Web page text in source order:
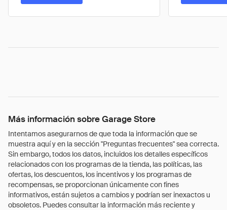
Más información sobre Garage Store
Intentamos asegurarnos de que toda la información que se
muestra aquí y en la sección "Preguntas frecuentes" sea correcta.
Sin embargo, todos los datos, incluidos los detalles específicos
relacionados con los programas de la tienda, las políticas, las
ofertas, los descuentos, los incentivos y los programas de
recompensas, se proporcionan únicamente con fines
informativos, están sujetos a cambios y podrían ser inexactos u
obsoletos. Puedes consultar la información más reciente y